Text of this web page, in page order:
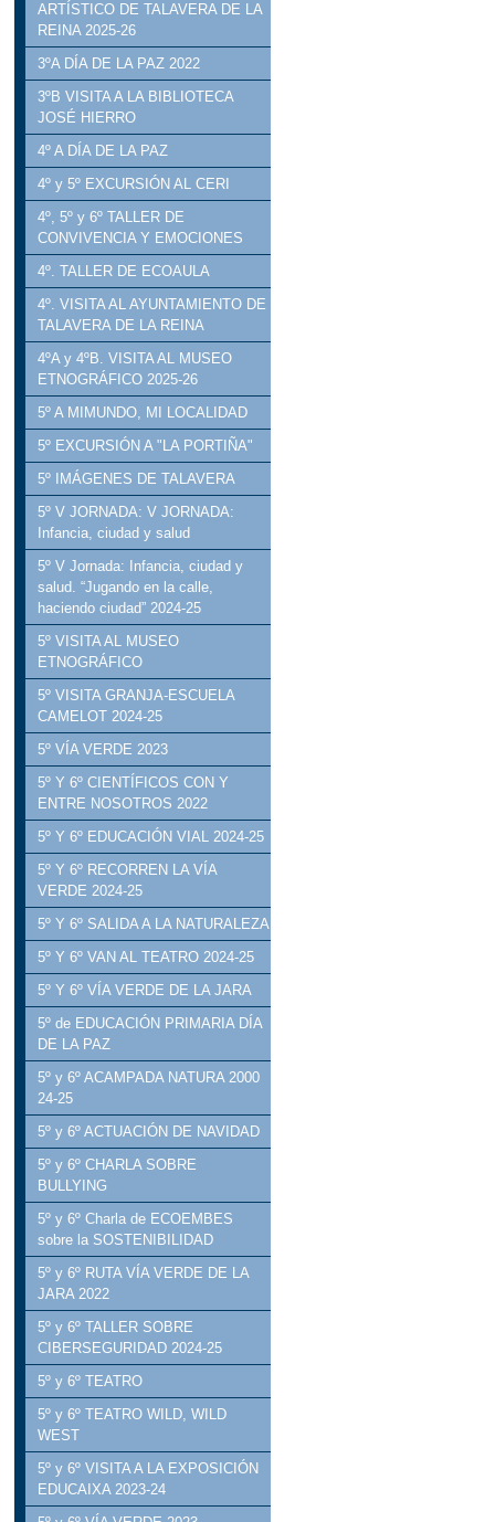
ARTÍSTICO DE TALAVERA DE LA
REINA 2025-26
3ºA DÍA DE LA PAZ 2022
3ºB VISITA A LA BIBLIOTECA
JOSÉ HIERRO
4º A DÍA DE LA PAZ
4º y 5º EXCURSIÓN AL CERI
4º, 5º y 6º TALLER DE
CONVIVENCIA Y EMOCIONES
4º. TALLER DE ECOAULA
4º. VISITA AL AYUNTAMIENTO DE
TALAVERA DE LA REINA
4ºA y 4ºB. VISITA AL MUSEO
ETNOGRÁFICO 2025-26
5º A MIMUNDO, MI LOCALIDAD
5º EXCURSIÓN A "LA PORTIÑA"
5º IMÁGENES DE TALAVERA
5º V JORNADA: V JORNADA:
Infancia, ciudad y salud
5º V Jornada: Infancia, ciudad y
salud. “Jugando en la calle,
haciendo ciudad” 2024-25
5º VISITA AL MUSEO
ETNOGRÁFICO
5º VISITA GRANJA-ESCUELA
CAMELOT 2024-25
5º VÍA VERDE 2023
5º Y 6º CIENTÍFICOS CON Y
ENTRE NOSOTROS 2022
5º Y 6º EDUCACIÓN VIAL 2024-25
5º Y 6º RECORREN LA VÍA
VERDE 2024-25
5º Y 6º SALIDA A LA NATURALEZA
5º Y 6º VAN AL TEATRO 2024-25
5º Y 6º VÍA VERDE DE LA JARA
5º de EDUCACIÓN PRIMARIA DÍA
DE LA PAZ
5º y 6º ACAMPADA NATURA 2000
24-25
5º y 6º ACTUACIÓN DE NAVIDAD
5º y 6º CHARLA SOBRE
BULLYING
5º y 6º Charla de ECOEMBES
sobre la SOSTENIBILIDAD
5º y 6º RUTA VÍA VERDE DE LA
JARA 2022
5º y 6º TALLER SOBRE
CIBERSEGURIDAD 2024-25
5º y 6º TEATRO
5º y 6º TEATRO WILD, WILD
WEST
5º y 6º VISITA A LA EXPOSICIÓN
EDUCAIXA 2023-24